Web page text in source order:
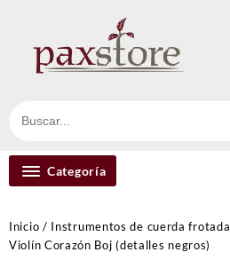
contenido
Categoría
Inicio / Instrumentos de cuerda frotada
Violín Corazón Boj (detalles negros)